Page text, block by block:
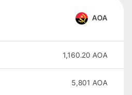
AOA
1,160.20 AOA
5,801 AOA